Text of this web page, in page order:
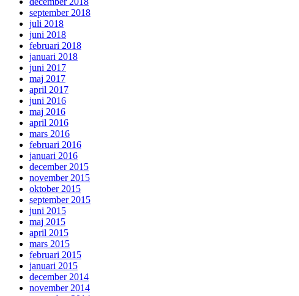
september 2018
juli 2018
juni 2018
februari 2018
januari 2018
juni 2017
maj 2017
april 2017
juni 2016
maj 2016
april 2016
mars 2016
februari 2016
januari 2016
december 2015
november 2015
oktober 2015
september 2015
juni 2015
maj 2015
april 2015
mars 2015
februari 2015
januari 2015
december 2014
november 2014